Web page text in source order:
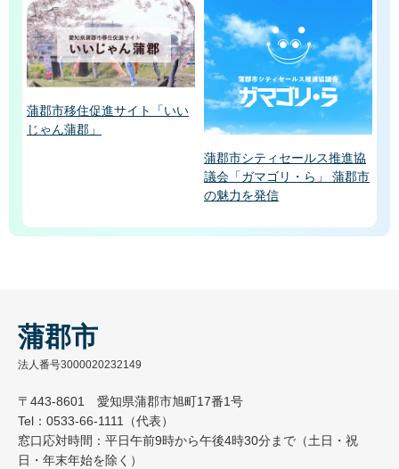
蒲郡市移住促進サイト「いい
じゃん蒲郡」
蒲郡市シティセールス推進協
議会「ガマゴリ・ら」 蒲郡市
の魅力を発信
蒲郡市
法人番号3000020232149
〒443-8601 愛知県蒲郡市旭町17番1号
Tel：0533-66-1111（代表）
窓口応対時間：平日午前9時から午後4時30分まで（土日・祝
日・年末年始を除く）